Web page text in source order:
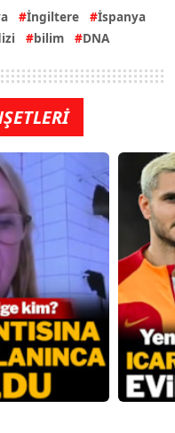
İngiltere
İspanya
bilim DNA